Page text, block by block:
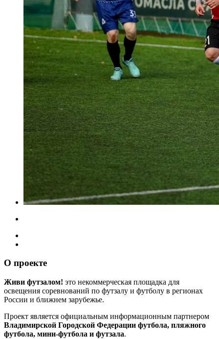
О проекте
Живи футзалом! это некоммерческая площадка для
освещения соревнований по футзалу и футболу в регионах
России и ближнем зарубежье.
Проект является официальным информационным партнером
Владимирской Городской Федерации футбола, пляжного
футбола, мини-футбола и футзала.